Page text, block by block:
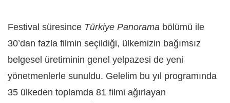
Festival süresince Türkiye Panorama bölümü ile
30’dan fazla filmin seçildiği, ülkemizin bağımsız
belgesel üretiminin genel yelpazesi de yeni
yönetmenlerle sunuldu. Gelelim bu yıl programında
35 ülkeden toplamda 81 filmi ağırlayan